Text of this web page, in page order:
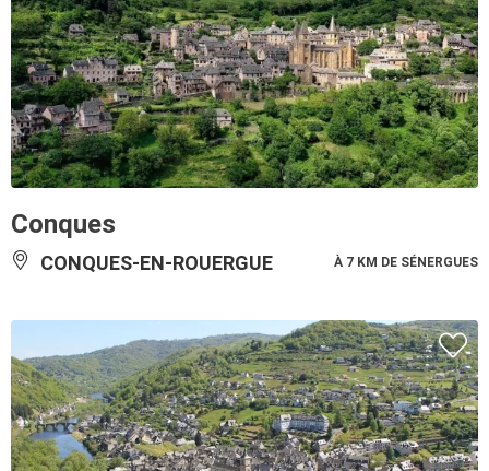
Conques
CONQUES-EN-ROUERGUE À 7 KM DE SÉNERGUES